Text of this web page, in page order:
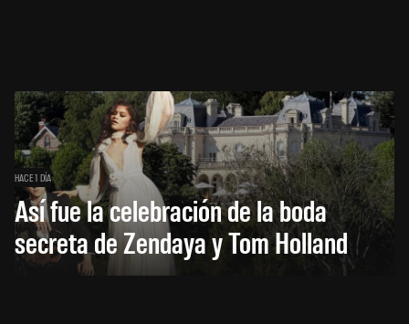
HACE 1 DÍA
Así fue la celebración de la boda
secreta de Zendaya y Tom Holland